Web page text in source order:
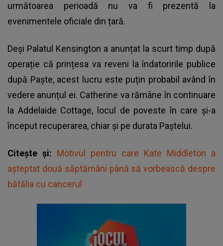
următoarea perioadă nu va fi prezentă la
evenimentele oficiale din țară.
Deși Palatul Kensington a anunțat la scurt timp după
operație că prințesa va reveni la îndatoririle publice
după Paște, acest lucru este puțin probabil având în
vedere anunțul ei. Catherine va rămâne în continuare
la Addelaide Cottage, locul de poveste în care și-a
început recuperarea, chiar și pe durata Paștelui.
Citește și: Motivul pentru care Kate Middleton a
așteptat două săptămâni până să vorbească despre
bătălia cu cancerul